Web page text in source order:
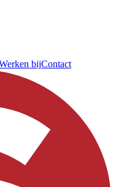
bijContact